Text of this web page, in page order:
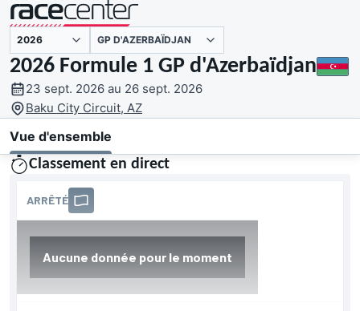
présenté par GP D'AZERBAÏDJAN
2026 Formule 1 GP d'Azerbaïdjan
23 sept. 2026 au 26 sept. 2026
Baku City Circuit, AZ
Vue d'ensemble
Classement en direct
présenté par